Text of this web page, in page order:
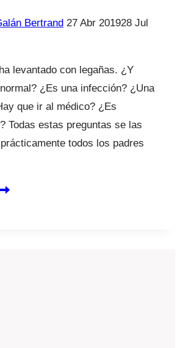
Bertrand 27 Abr 201928 Jul
levantado con legañas. ¿Y
¿Es una infección? ¿Una
que ir al médico? ¿Es
Todas estas preguntas se las
todos los padres